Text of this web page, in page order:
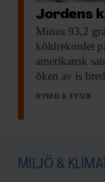
Jordens
Minus 93,2
köldrekordet
amerikansk
öken av is
RYMD & FYSIK
MILJÖ & KLIMAT